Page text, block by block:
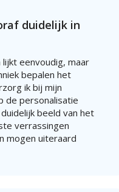
duidelijk in
eenvoudig, maar
bepalen het
ik bij mijn
de personalisatie
beeld van het
verrassingen
mogen uiteraard